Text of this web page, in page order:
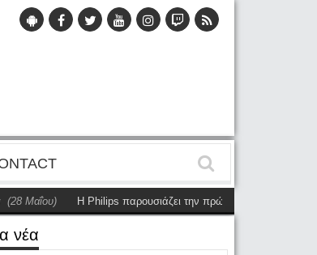
Η Philips παρουσιάζει την πρώτη αυτόνομη dual-sided
νέα